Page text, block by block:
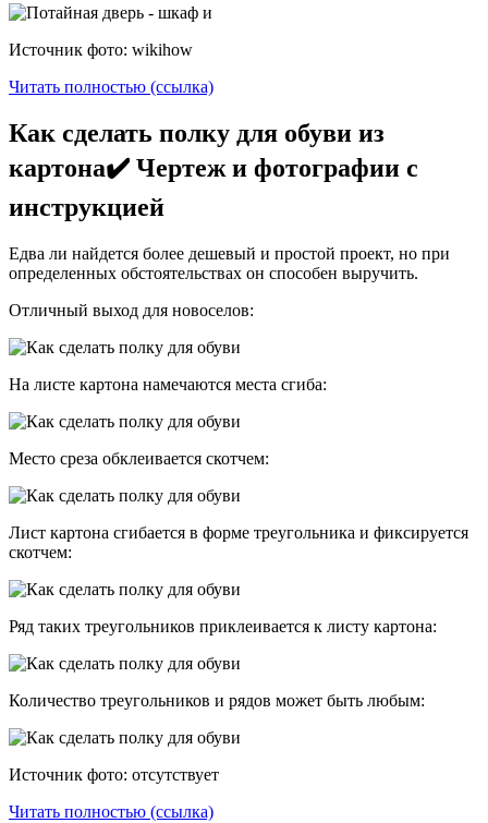
Источник фото: wikihow
Читать полностью (ссылка)
Как сделать полку для обуви из
картона✔️ Чертеж и фотографии с
инструкцией
Едва ли найдется более дешевый и простой проект, но при
определенных обстоятельствах он способен выручить.
Отличный выход для новоселов:
На листе картона намечаются места сгиба:
Место среза обклеивается скотчем:
Лист картона сгибается в форме треугольника и фиксируется
скотчем:
Ряд таких треугольников приклеивается к листу картона:
Количество треугольников и рядов может быть любым:
Источник фото: отсутствует
Читать полностью (ссылка)